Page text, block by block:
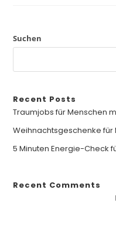
Suchen
Recent Posts
Traumjobs für Menschen
Weihnachtsgeschenke für
5 Minuten Energie-Check
Recent Comments